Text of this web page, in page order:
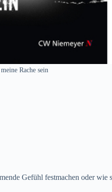
Rache sein
Gefühl festmachen oder